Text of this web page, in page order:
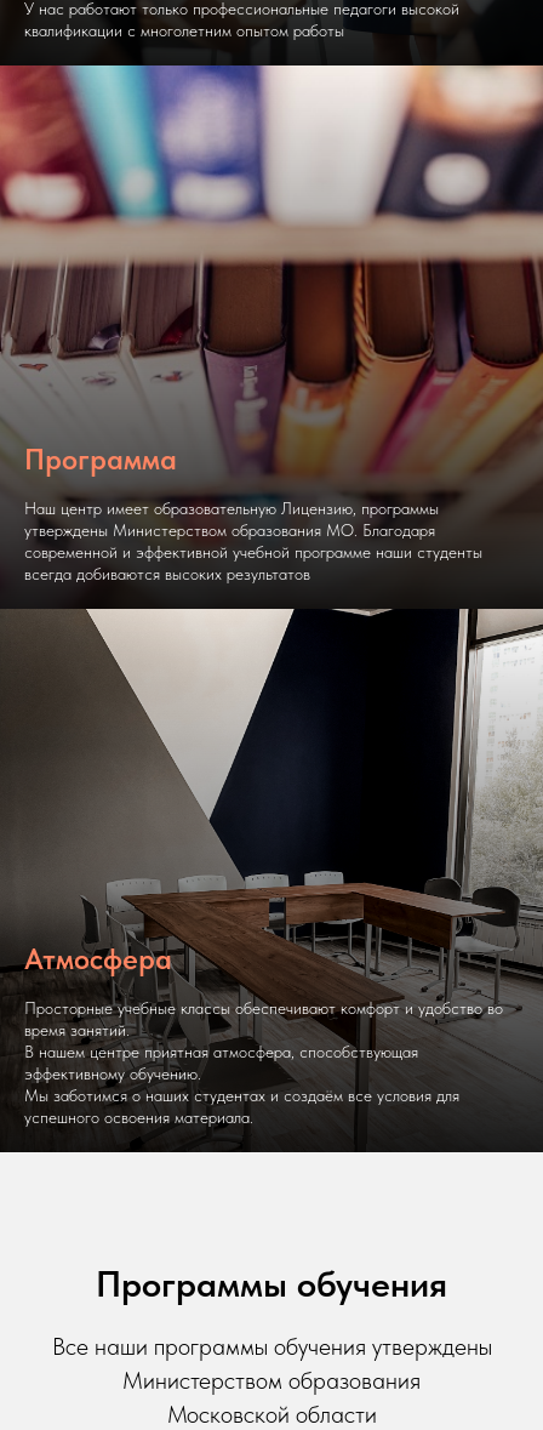
У нас работают только профессиональные педагоги высокой
квалификации с многолетним опытом работы
Программа
Наш центр имеет образовательную Лицензию, программы
утверждены Министерством образования МО. Благодаря
современной и эффективной учебной программе наши студенты
всегда добиваются высоких результатов
Атмосфера
Просторные учебные классы обеспечивают комфорт и удобство во
время занятий.
В нашем центре приятная атмосфера, способствующая
эффективному обучению.
Мы заботимся о наших студентах и создаём все условия для
успешного освоения материала.
Программы обучения
Все наши программы обучения утверждены
Министерством образования
Московской области